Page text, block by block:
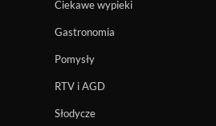
Ciekawe wypieki
Gastronomia
Pomysły
RTV i AGD
Słodycze